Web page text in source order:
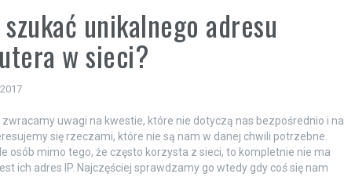
szukać unikalnego adresu
w sieci?
zwracamy uwagi na kwestie, które nie dotyczą nas bezpośrednio i na
się rzeczami, które nie są nam w danej chwili potrzebne.
osób mimo tego, że często korzysta z sieci, to kompletnie nie ma
ich adres IP. Najczęściej sprawdzamy go wtedy gdy coś się nam